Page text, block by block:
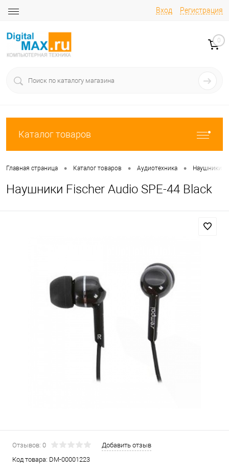
Вход Регистрация
0
Каталог товаров
Главная страница • Каталог товаров • Аудиотехника • Наушники
Наушники Fischer Audio SPE-44 Black
Отзывов: 0
Добавить отзыв
Код товара: DM-00001223